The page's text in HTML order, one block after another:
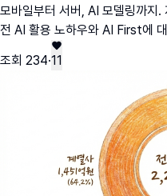
모바일부터 서버, AI 모델링까지.
전 AI 활용 노하우와 AI First에
조회 234·11